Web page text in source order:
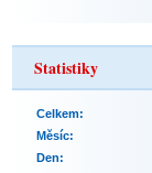
Statistiky
Celkem:
Měsíc:
Den: